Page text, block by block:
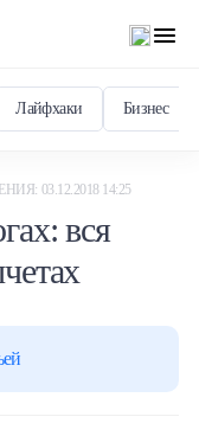
Лайфхаки Бизнес
03.12.2018 14:25
вся